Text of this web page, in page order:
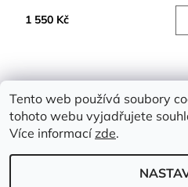
1 550 Kč
Tento web používá soubory
tohoto webu vyjadřujete
Více informacízde.